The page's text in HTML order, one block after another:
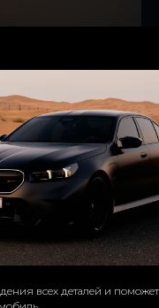
assist with your car choice.
всех деталей и поможет